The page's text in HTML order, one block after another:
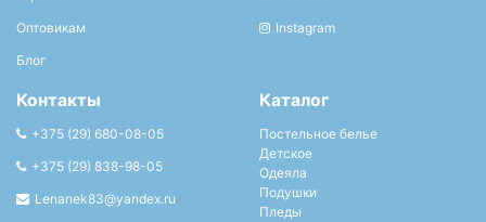
Оптовикам
Блог
Instagram
Контакты
+375 (29) 680-08-05
+375 (29) 838-98-05
Lenanek83@yandex.ru
Каталог
Постельное белье
Детское
Одеяла
Подушки
Пледы